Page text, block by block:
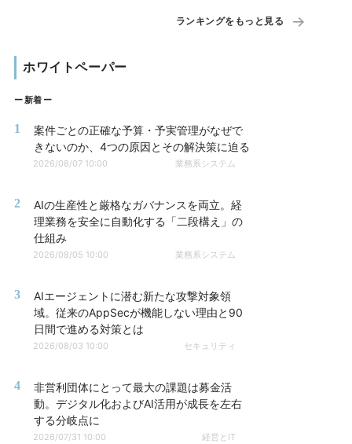
ランキングをもっと見る
ホワイトペーパー
新着
1
案件ごとの正確な予算・予実管理がなぜで
きないのか、4つの原因とその解決策に迫る
2026/08/07 10:00 業務系システム
2
AIの生産性と厳格なガバナンスを両立。経
理業務を安全に自動化する「二段構え」の
仕組み
2026/08/05 10:00 業務系システム
3
AIエージェントに潜む新たな攻撃対象領
域。従来のAppSecが機能しない理由と90
日間で進める対策とは
2026/08/03 10:00 セキュリティ
4
非営利団体にとって最大の課題は募金活
動。デジタル化およびAI活用が成長を左右
する分岐点に
2026/07/31 10:00 経営とIT